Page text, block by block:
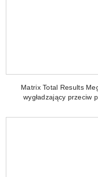
Matrix Total Results
wygładzający przeciw